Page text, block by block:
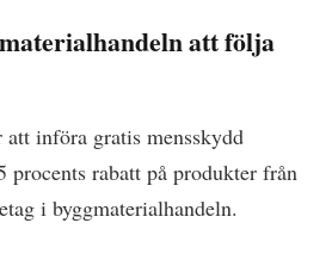
att följa
införa gratis mensskydd
rabatt på produkter från
i byggmaterialhandeln.